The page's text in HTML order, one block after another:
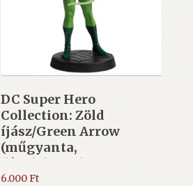
DC Super Hero
Collection: Zöld
íjász/Green Arrow
(műgyanta,
díszdobozos)
6.000Ft